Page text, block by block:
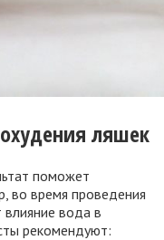
ляшек
поможет
во время проведения
вода в
рекомендуют: